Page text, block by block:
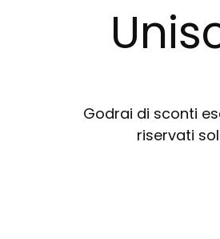
Godrai di sconti
riservati